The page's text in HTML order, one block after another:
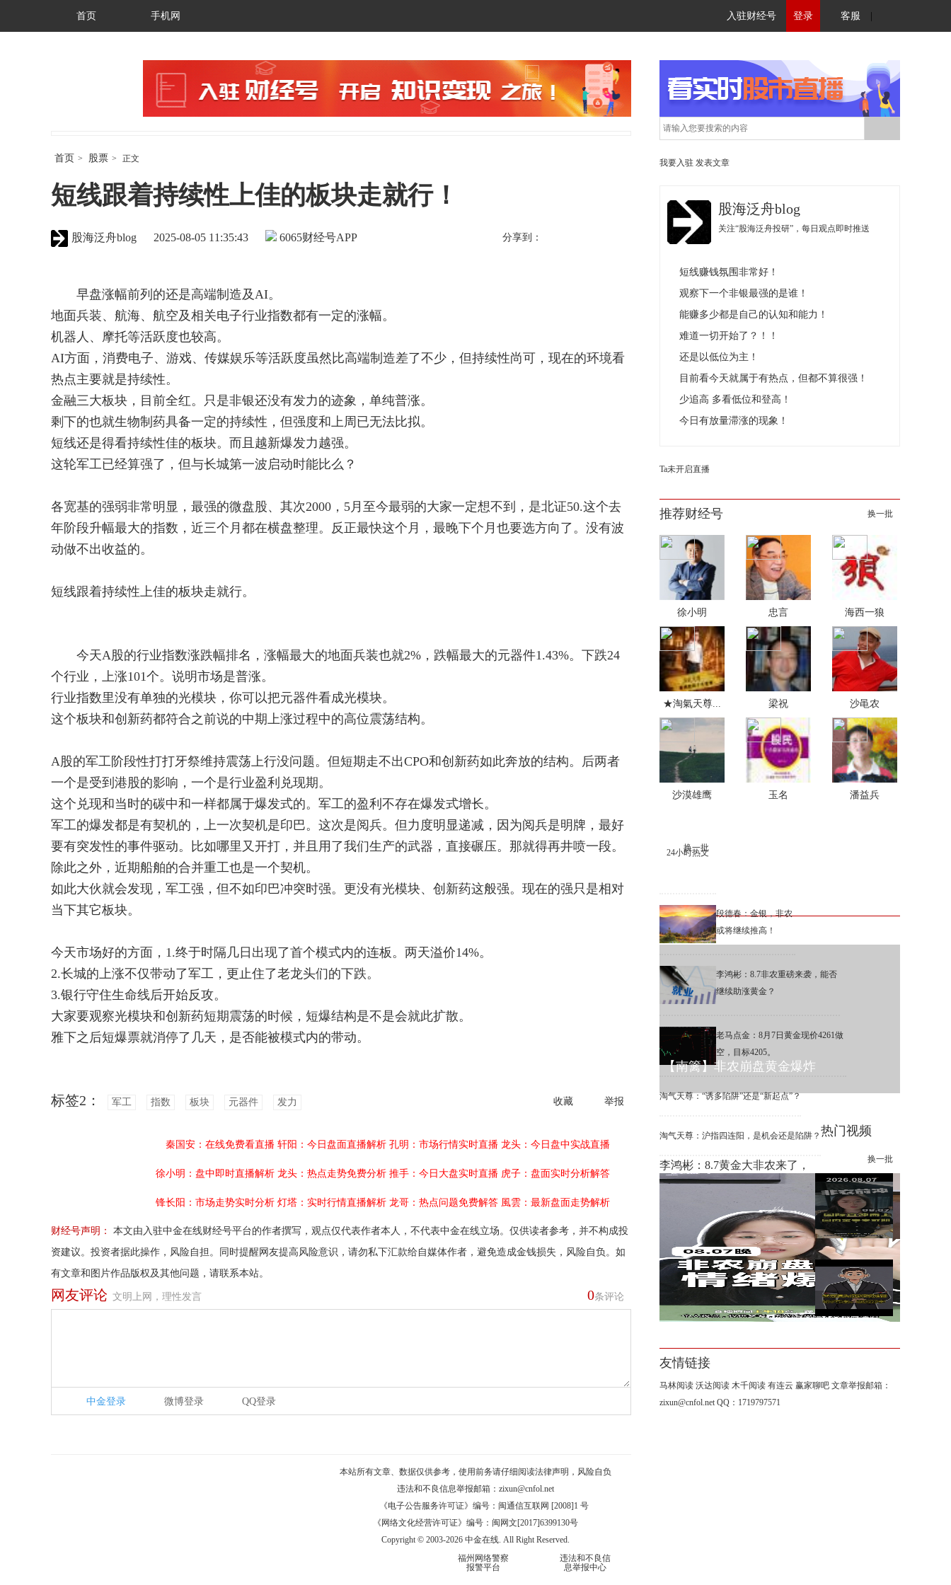
首页 手机网 入驻财经号 登录 客服
首页 > 股票 > 正文
短线跟着持续性上佳的板块走就行！
财经号APP
股海泛舟blog 2025-08-05 11:35:43 6065 分享到：
早盘涨幅前列的还是高端制造及AI。
地面兵装、航海、航空及相关电子行业指数都有一定的涨幅。
机器人、摩托等活跃度也较高。
AI方面，消费电子、游戏、传媒娱乐等活跃度虽然比高端制造差了不少，但持续性尚可，现在的环境看
热点主要就是持续性。
金融三大板块，目前全红。只是非银还没有发力的迹象，单纯普涨。
剩下的也就生物制药具备一定的持续性，但强度和上周已无法比拟。
短线还是得看持续性佳的板块。而且越新爆发力越强。
这轮军工已经算强了，但与长城第一波启动时能比么？
各宽基的强弱非常明显，最强的微盘股、其次2000，5月至今最弱的大家一定想不到，是北证50.这个去
年阶段升幅最大的指数，近三个月都在横盘整理。反正最快这个月，最晚下个月也要选方向了。没有波
动做不出收益的。
短线跟着持续性上佳的板块走就行。
今天A股的行业指数涨跌幅排名，涨幅最大的地面兵装也就2%，跌幅最大的元器件1.43%。下跌24
个行业，上涨101个。说明市场是普涨。
行业指数里没有单独的光模块，你可以把元器件看成光模块。
这个板块和创新药都符合之前说的中期上涨过程中的高位震荡结构。
A股的军工阶段性打打牙祭维持震荡上行没问题。但短期走不出CPO和创新药如此奔放的结构。后两者
一个是受到港股的影响，一个是行业盈利兑现期。
这个兑现和当时的碳中和一样都属于爆发式的。军工的盈利不存在爆发式增长。
军工的爆发都是有契机的，上一次契机是印巴。这次是阅兵。但力度明显递减，因为阅兵是明牌，最好
要有突发性的事件驱动。比如哪里又开打，并且用了我们生产的武器，直接碾压。那就得再井喷一段。
除此之外，近期船舶的合并重工也是一个契机。
如此大伙就会发现，军工强，但不如印巴冲突时强。更没有光模块、创新药这般强。现在的强只是相对
当下其它板块。
今天市场好的方面，1.终于时隔几日出现了首个模式内的连板。两天溢价14%。
2.长城的上涨不仅带动了军工，更止住了老龙头们的下跌。
3.银行守住生命线后开始反攻。
大家要观察光模块和创新药短期震荡的时候，短爆结构是不是会就此扩散。
雅下之后短爆票就消停了几天，是否能被模式内的带动。
收藏 举报
标签2： 军工 指数 板块 元器件 发力
秦国安：在线免费看直播 轩阳：今日盘面直播解析 孔明：市场行情实时直播 龙头：今日盘中实战直播
徐小明：盘中即时直播解析 龙头：热点走势免费分析 推手：今日大盘实时直播 虎子：盘面实时分析解答
锋长阳：市场走势实时分析 灯塔：实时行情直播解析 龙哥：热点问题免费解答 風雲：最新盘面走势解析
财经号声明：
本文由入驻中金在线财经号平台的作者撰写，观点仅代表作者本人，不代表中金在线立场。仅供读者参考，并不构成投
资建议。投资者据此操作，风险自担。同时提醒网友提高风险意识，请勿私下汇款给自媒体作者，避免造成金钱损失，风险自负。如
有文章和图片作品版权及其他问题，请联系本站。
0条评论
网友评论 文明上网，理性发言
中金登录 微博登录 QQ登录
我要入驻 发表文章
股海泛舟blog
关注“股海泛舟投研”，每日观点即时推送
短线赚钱氛围非常好！
观察下一个非银最强的是谁！
能赚多少都是自己的认知和能力！
难道一切开始了？！！
还是以低位为主！
目前看今天就属于有热点，但都不算很强！
少追高 多看低位和登高！
今日有放量滞涨的现象！
Ta未开启直播
推荐财经号 换一批
徐小明 忠言 海西一狼
★淘氣天尊... 梁祝 沙黾农
沙漠雄鹰 玉名 潘益兵
24小时热文
换一批
段德春：金银，非农
或将继续推高！
李鸿彬：8.7非农重磅来袭，能否
继续助涨黄金？
老马点金：8月7日黄金现价4261做
空，目标4205。
淘气天尊：“诱多陷阱”还是“新起点”？
淘气天尊：沪指四连阳，是机会还是陷阱？ 热门视频
换一批
【南篱】非农崩盘黄金爆炸
李鸿彬：8.7黄金大非农来了，
你看涨还是看跌？
【南篱】黄金想涨要注意
杨山海：8月非农进入倒计时阶
友情链接
马林阅读 沃达阅读 木千阅读 有连云 赢家聊吧 文章举报邮箱：
zixun@cnfol.net QQ：1719797571
本站所有文章、数据仅供参考，使用前务请仔细阅读法律声明 ，风险自负
违法和不良信息举报邮箱： zixun@cnfol.net
《电子公告服务许可证》编号：闽通信互联网 [2008]1 号
《网络文化经营许可证》编号：闽网文[2017]6399130号
Copyright © 2003-2026 中金在线. All Right Reserved.
福州网络警察
报警平台
违法和不良信
息举报中心